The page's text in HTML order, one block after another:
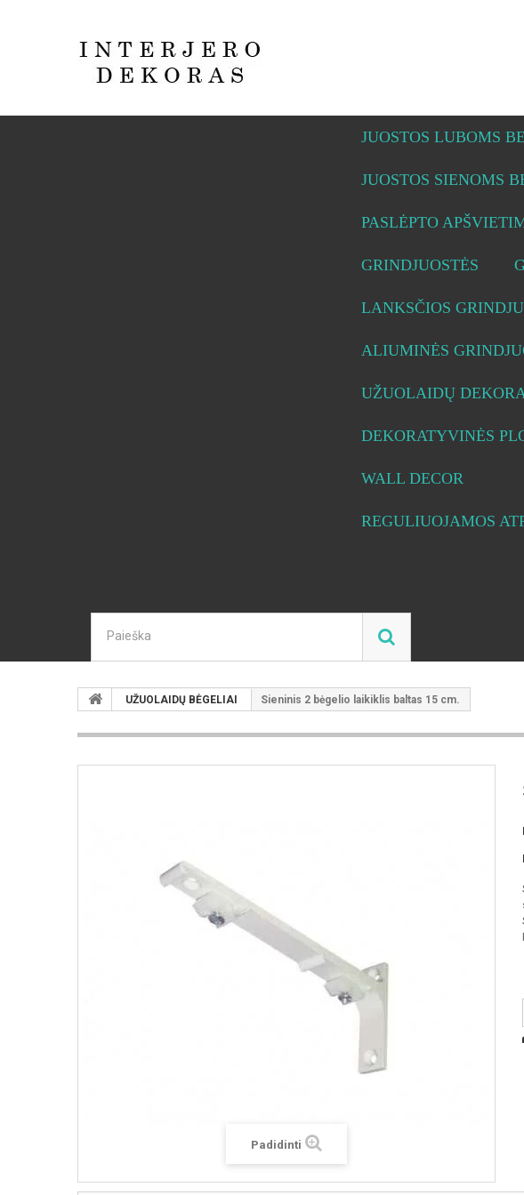
JUOSTOS LUBOMS
JUOSTOS SIENOMS
PASLĖPTO
GRINDJUOSTĖS
LANKSČIOS
ALIUMINĖS
UŽUOLAIDŲ
DEKORATYVINĖS
WALL DECOR
REGULIUOJAMOS
UŽUOLAIDŲ BĖGELIAI Sieninis 2 bėgelio laikiklis baltas 15 cm.
Padidinti